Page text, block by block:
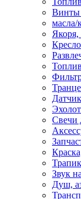
Винты
масла/
Якоря,
Cвечи
Звук
Душ,